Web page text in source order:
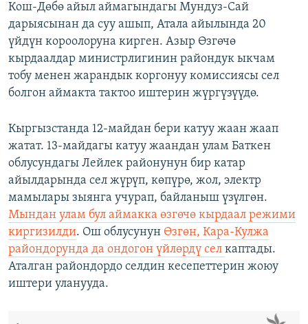
Кош-Дөбө айыл аймагындагы Мундуз-Сай
дарыясынан да суу ашып, Атала айылында 20
үйдүн короолоруна кирген. Азыр Өзгөчө
кырдаалдар министрлигинин райондук ыкчам
тобу менен жарандык коргонуу комиссиясы сел
болгон аймакта тактоо иштерин жүргүзүүдө.
Кыргызстанда 12-майдан бери катуу жаан жаап
жатат. 13-майдагы катуу жаандан улам Баткен
облусундагы Лейлек районунун бир катар
айылдарында сел жүрүп, көпүрө, жол, электр
мамылары зыянга учурап, байланыш үзүлгөн.
Мындан улам бул аймакка өзгөчө кырдаал режими
киргизилди. Ош облусунун Өзгөн, Кара-Кулжа
райондорунда да ондогон үйлөрдү сел каптады.
Аталган райондордо селдин кесепеттерин жоюу
иштери уланууда.